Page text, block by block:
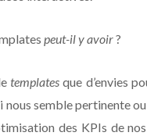
peut-il y avoir?
templates que d’envies
nous semble pertinente
des KPIs de